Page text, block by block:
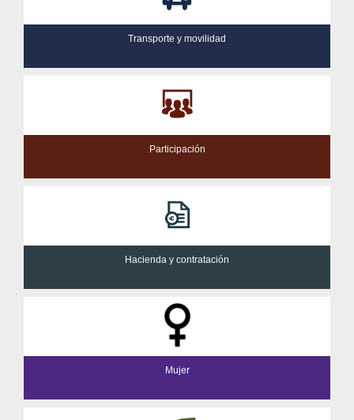
Transporte y movilidad
Participación
Hacienda y contratación
Mujer